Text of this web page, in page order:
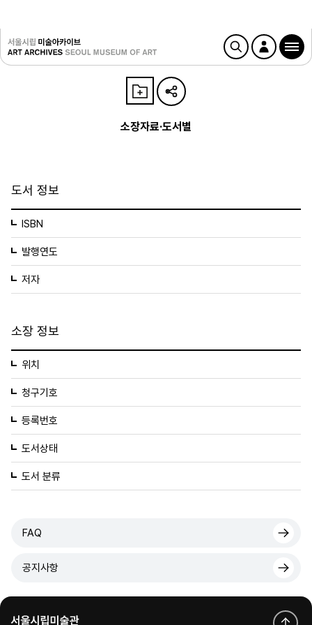
소장자료·도서별
도서 정보
ISBN
발행연도
저자
소장 정보
위치
청구기호
등록번호
도서상태
도서 분류
FAQ
공지사항